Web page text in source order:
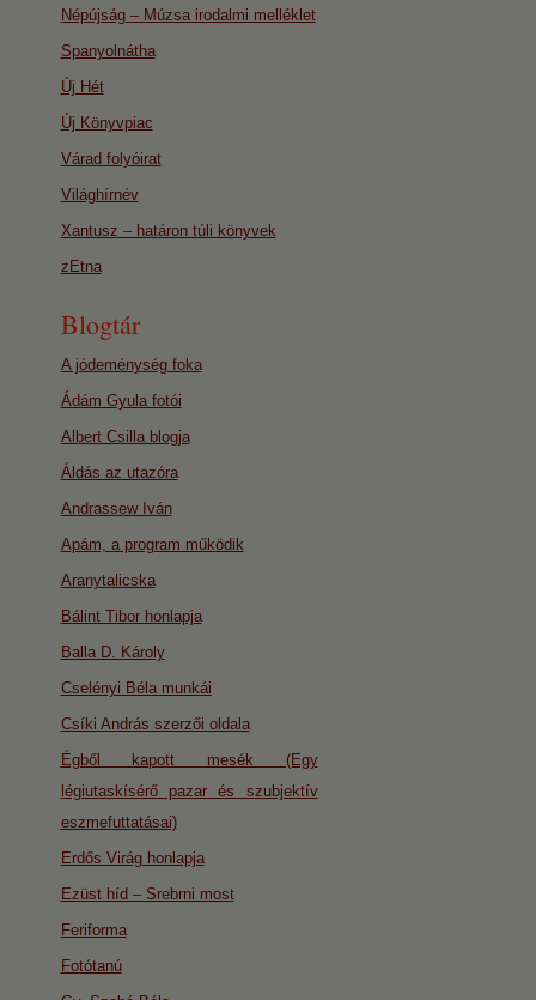
Népújság – Múzsa irodalmi melléklet
Spanyolnátha
Új Hét
Új Könyvpiac
Várad folyóirat
Világhírnév
Xantusz – határon túli könyvek
zEtna
Blogtár
A jódeménység foka
Ádám Gyula fotói
Albert Csilla blogja
Áldás az utazóra
Andrassew Iván
Apám, a program működik
Aranytalicska
Bálint Tibor honlapja
Balla D. Károly
Cselényi Béla munkái
Csíki András szerzői oldala
Égből kapott mesék (Egy
légiutaskísérő pazar és szubjektív
eszmefuttatásai)
Erdős Virág honlapja
Ezüst híd – Srebrni most
Feriforma
Fotótanú